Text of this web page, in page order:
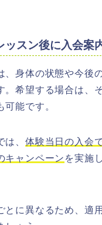
ッスン後に入会案
、身体の状態や今後
。希望する場合は、
能です。
は、体験当日の入会
キャンペーン を実施
とに異なるため、適